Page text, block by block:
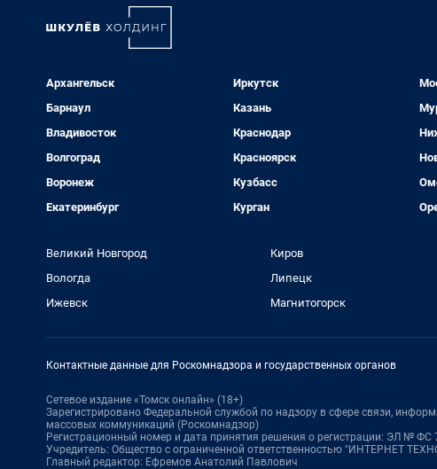
Архангельск
Барнаул
Владивосток
Волгоград
Воронеж
Екатеринбург
Иркутск
Казань
Краснодар
Красноярск
Кузбасс
Курган
Великий Новгород
Вологда
Ижевск
Киров
Липецк
Магнитогорск
Контактные данные для Роскомнадзора и государственных органов
Сетевое издание «Томск онлайн» (18+)
Зарегистрировано Федеральной службой по надзору в сфере связи,
массовых коммуникаций (Роскомнадзор)
Регистрационный номер и дата принятия решения о регистрации: ЭЛ № ФС
Учредитель: Общество с ограниченной ответственностью "ИНТЕРНЕТ
Главный редактор: Ефремов Анатолий Павлович